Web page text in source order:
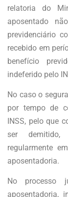
relatoria do
aposentado
previdenciário
recebido em
benefício
indeferido pelo
No caso o
por tempo de
INSS, pelo que
ser demitido,
regularmente
aposentadoria.
No processo
aposentadoria,